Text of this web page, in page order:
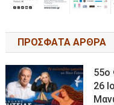
ΠΡΟΣΦΑΤΑ ΑΡΘΡΑ
55ο
26